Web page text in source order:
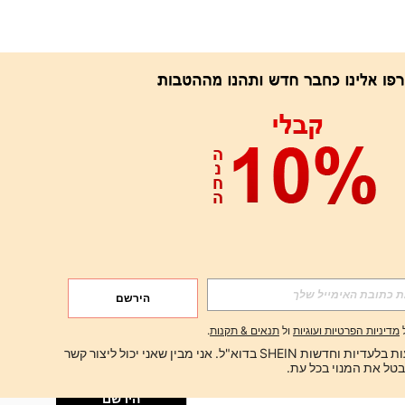
אפליקציה
הירשם
הירשם
הירשם
הירשם
מדיניות הפרטיות ועוגיות ול תנאים & תקנות.
ברצוני לקבל הצעות בלעדיות וחדשות SHEIN בדוא"ל. אני מבין שאני יכול ליצור קשר